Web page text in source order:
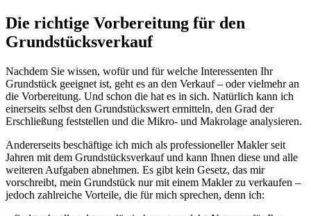
Die richtige Vorbereitung für den
Grundstücksverkauf
Nachdem Sie wissen, wofür und für welche Interessenten Ihr
Grundstück geeignet ist, geht es an den Verkauf – oder vielmehr an
die Vorbereitung. Und schon die hat es in sich. Natürlich kann ich
einerseits selbst den Grundstückswert ermitteln, den Grad der
Erschließung feststellen und die Mikro- und Makrolage analysieren.
Andererseits beschäftige ich mich als professioneller Makler seit
Jahren mit dem Grundstücksverkauf und kann Ihnen diese und alle
weiteren Aufgaben abnehmen. Es gibt kein Gesetz, das mir
vorschreibt, mein Grundstück nur mit einem Makler zu verkaufen –
jedoch zahlreiche Vorteile, die für mich sprechen, denn ich: